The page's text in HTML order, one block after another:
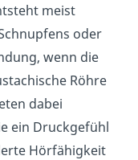
meist
oder
wenn die
Röhre
dabei
ein Druckgefühl
Hörfähigkeit